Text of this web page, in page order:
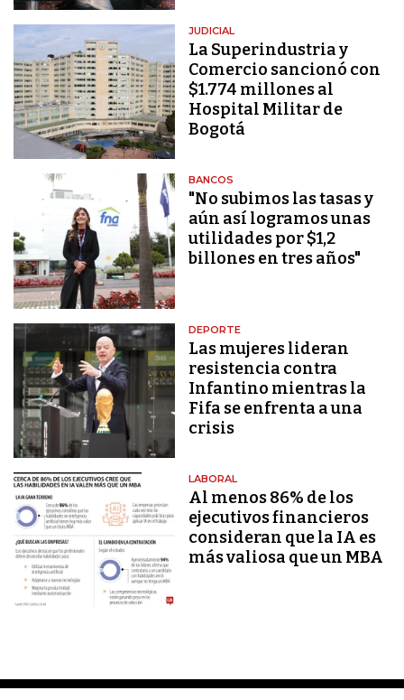
JUDICIAL
La Superindustria y
Comercio sancionó con
$1.774 millones al
Hospital Militar de
Bogotá
BANCOS
"No subimos las tasas y
aún así logramos unas
utilidades por $1,2
billones en tres años"
DEPORTE
Las mujeres lideran
resistencia contra
Infantino mientras la
Fifa se enfrenta a una
crisis
LABORAL
Al menos 86% de los
ejecutivos financieros
consideran que la IA es
más valiosa que un MBA